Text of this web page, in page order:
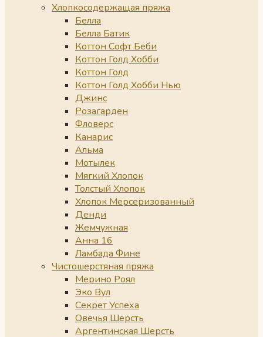
Хлопкосодержащая пряжа
Белла
Белла Батик
Коттон Софт Беби
Коттон Голд Хобби
Коттон Голд
Коттон Голд Хобби Нью
Джинс
Розагарден
Фловерс
Канарис
Альма
Мотылек
Мягкий Хлопок
Толстый Хлопок
Хлопок Мерсеризованный
Денди
Жемчужная
Анна 16
Ламбада Фине
Чистошерстяная пряжа
Мерино Роял
Эко Вул
Секрет Успеха
Овечья Шерсть
Аргентинская Шерсть